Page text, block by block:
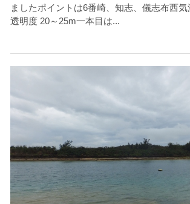
ましたポイントは6番崎、知志、儀志布西
透明度 20～25m一本目は...